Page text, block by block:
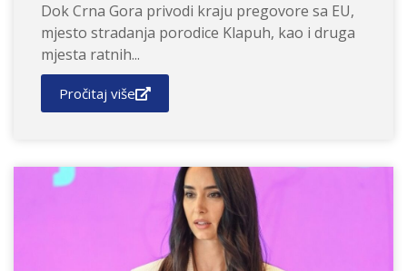
Dok Crna Gora privodi kraju pregovore sa EU,
mjesto stradanja porodice Klapuh, kao i druga
mjesta ratnih...
Pročitaj više